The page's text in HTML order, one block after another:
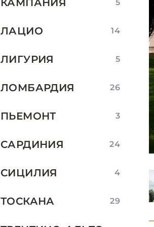
КАМПАНИЯ 5
ЛАЦИО 14
ЛИГУРИЯ 5
ЛОМБАРДИЯ 26
ПЬЕМОНТ 3
САРДИНИЯ 24
СИЦИЛИЯ 4
ТОСКАНА 29